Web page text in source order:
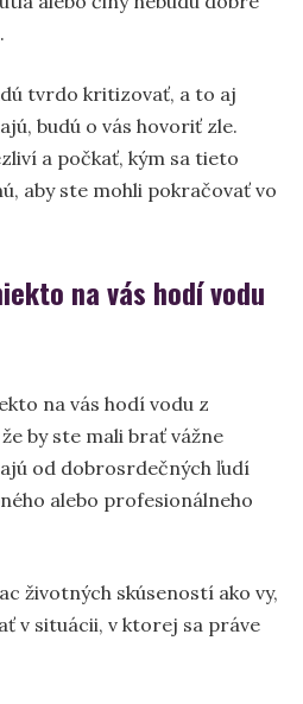
tvrdo kritizovať, a to aj
budú o vás hovoriť zle.
a počkať, kým sa tieto
aby ste mohli pokračovať vo
na vás hodí vodu
na vás hodí vodu z
by ste mali brať vážne
od dobrosrdečných ľudí
alebo profesionálneho
životných skúseností ako vy,
v situácii, v ktorej sa práve